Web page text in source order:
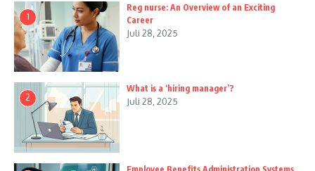
1
Reg nurse: An Overview of an Exciting
Career
Juli 28, 2025
2
What is a ‘hiring manager’?
Juli 28, 2025